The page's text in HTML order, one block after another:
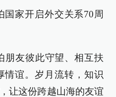
国家开启外交关系70周
朋友彼此守望、相互扶
情谊。岁月流转，知识
让这份跨越山海的友谊